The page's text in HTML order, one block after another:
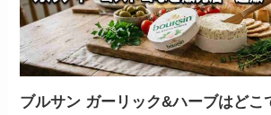
ブルサン ガーリック&ハーブはどこ